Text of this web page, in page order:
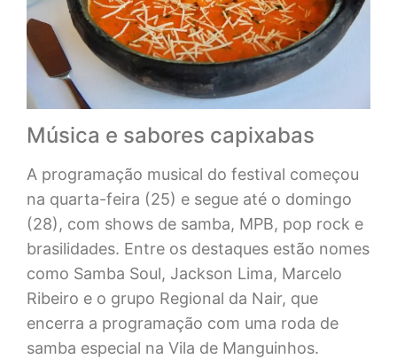
Música e sabores capixabas
A programação musical do festival começou
na quarta-feira (25) e segue até o domingo
(28), com shows de samba, MPB, pop rock e
brasilidades. Entre os destaques estão nomes
como Samba Soul, Jackson Lima, Marcelo
Ribeiro e o grupo Regional da Nair, que
encerra a programação com uma roda de
samba especial na Vila de Manguinhos.